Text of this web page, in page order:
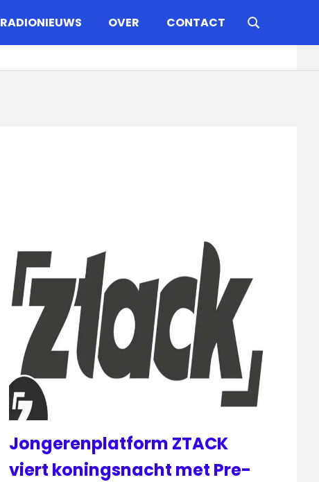
RADIONIEUWS OVER CONTACT
​Jongerenplatform ZTACK
viert koningsnacht met Pre-